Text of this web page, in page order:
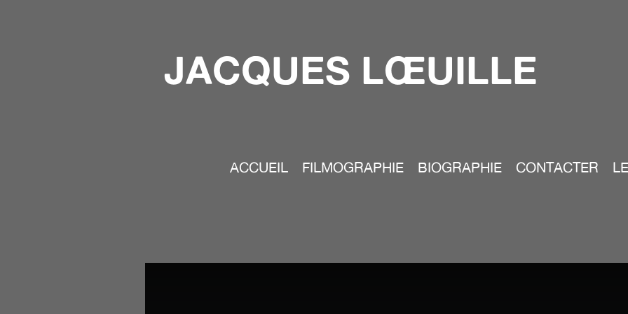
JACQUES LŒUILLE
ACCUEIL FILMOGRAPHIE BIOGRAPHIE CONTACTER